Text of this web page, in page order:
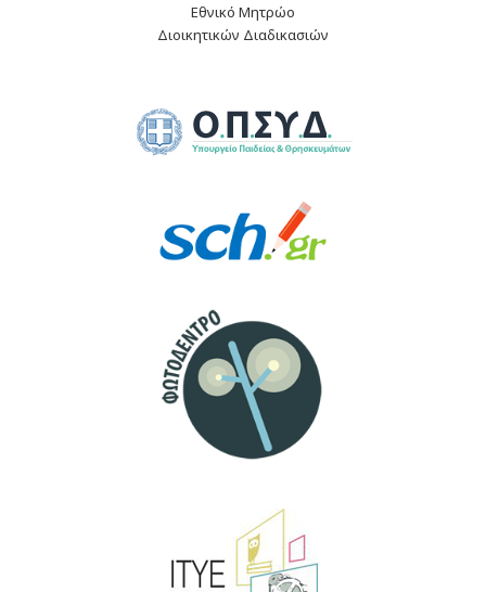
Εθνικό Μητρώο
Διοικητικών Διαδικασιών